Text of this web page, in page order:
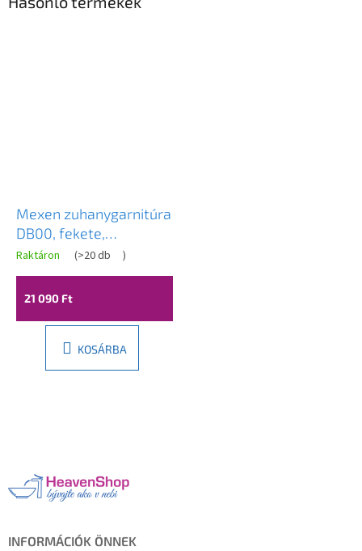
Mexen zuhanygarnitúra
DB00, fekete,
785004584-70
Raktáron (>20 db )
21 090 Ft
KOSÁRBA
INFORMÁCIÓK ÖNNEK